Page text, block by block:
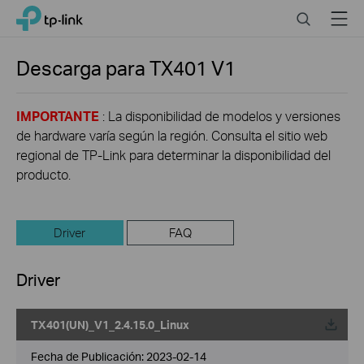
Click
navigation
TP-Link, Reliably Smart SearchMenu
Descarga paraTX401 V1
IMPORTANTE : La disponibilidad de modelos y versiones
de hardware varía según la región. Consulta el sitio web
regional de TP-Link para determinar la disponibilidad del
producto.
Driver FAQ
Driver
TX401(UN)_V1_2.4.15.0_Linux
Fecha de Publicación: 2023-02-14